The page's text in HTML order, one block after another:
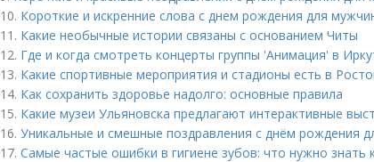
10. Короткие и искренние слова с днем рождения для
11. Какие необычные истории связаны с основанием Читы
12. Где и когда смотреть концерты группы 'Анимация' в
13. Какие спортивные мероприятия и стадионы есть в
14. Как сохранить здоровье надолго: основные правила
15. Какие музеи Ульяновска предлагают интерактивные
16. Уникальные и смешные поздравления с днём рождения
17. Самые частые ошибки в гигиене зубов: что нужно знать